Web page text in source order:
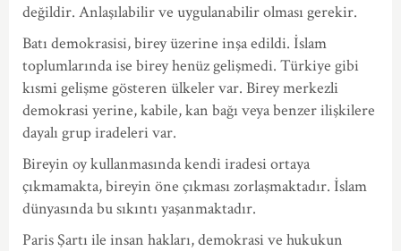
değildir. Anlaşılabilir ve uygulanabilir olması gerekir.
Batı demokrasisi, birey üzerine inşa edildi. İslam
toplumlarında ise birey henüz gelişmedi. Türkiye gibi
kısmi gelişme gösteren ülkeler var. Birey merkezli
demokrasi yerine, kabile, kan bağı veya benzer ilişkilere
dayalı grup iradeleri var.
Bireyin oy kullanmasında kendi iradesi ortaya
çıkmamakta, bireyin öne çıkması zorlaşmaktadır. İslam
dünyasında bu sıkıntı yaşanmaktadır.
Paris Şartı ile insan hakları, demokrasi ve hukukun